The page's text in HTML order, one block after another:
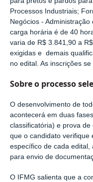
Processos Industriais;
Negócios -
carga horária é de 40
varia de R$ 3.841,90 a
exigidas e demais
no edital. As inscrições
Sobre o processo
O desenvolvimento de
acontecerá em duas
classificatória) e prova
que o candidato verifique
específico de cada edital,
para envio de
O IFMG salienta que a